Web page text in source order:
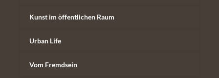
Kunst im öffentlichen Raum
Urban Life
Vom Fremdsein